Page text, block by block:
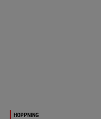
HOPPNING